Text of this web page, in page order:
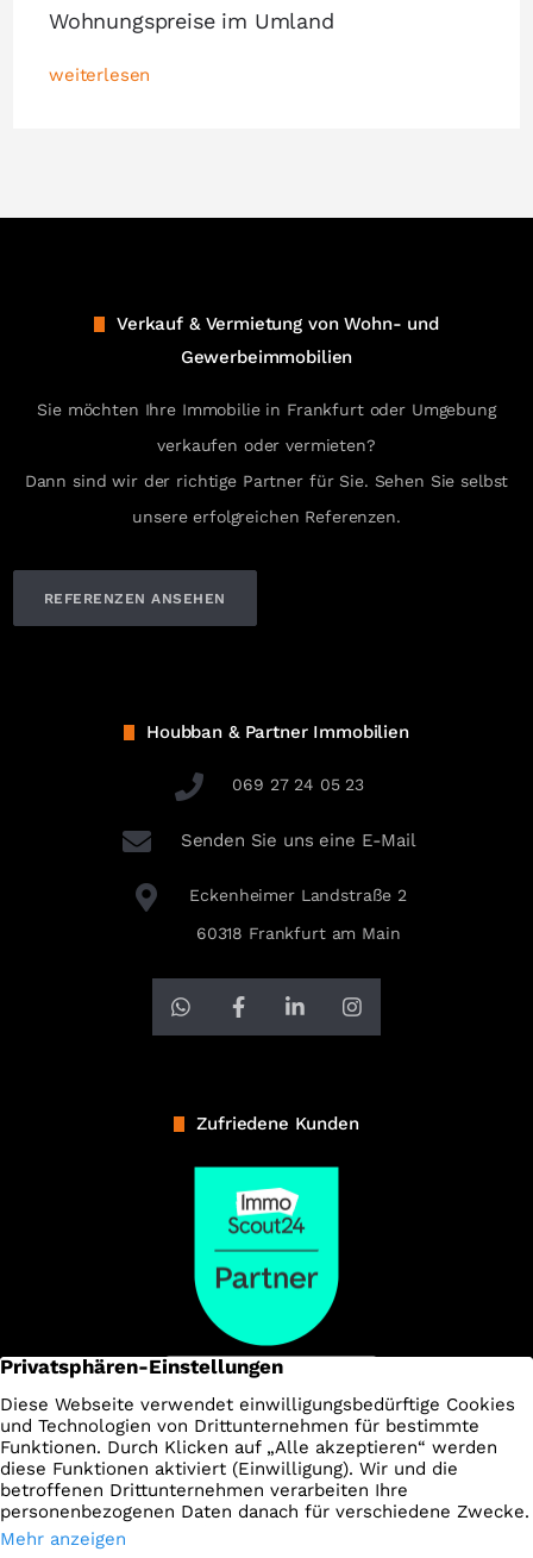
Wohnungspreise im Umland
weiterlesen
Verkauf & Vermietung von Wohn- und
Gewerbeimmobilien
Sie möchten Ihre Immobilie in Frankfurt oder Umgebung
verkaufen oder vermieten?
Dann sind wir der richtige Partner für Sie. Sehen Sie selbst
unsere erfolgreichen Referenzen.
REFERENZEN ANSEHEN
Houbban & Partner Immobilien
069 27 24 05 23
Senden Sie uns eine E-Mail
Eckenheimer Landstraße 2
60318 Frankfurt am Main
Zufriedene Kunden